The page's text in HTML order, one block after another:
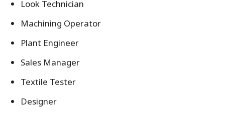
Look Technician
Machining Operator
Plant Engineer
Sales Manager
Textile Tester
Designer